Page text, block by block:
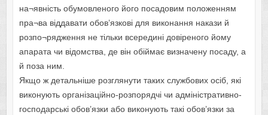
на¬явність обумовленого його посадовим положенням
пра¬ва віддавати обов’язкові для виконання накази й
розпо¬рядження не тільки всередині довіреного йому
апарата чи відомства, де він обіймає визначену посаду, а
й поза ним.
Якщо ж детальніше розглянути таких службових осіб, які
виконують організаційно-розпорядчі чи адміністративно-
господарські обов’язки або виконують такі обов’язки за